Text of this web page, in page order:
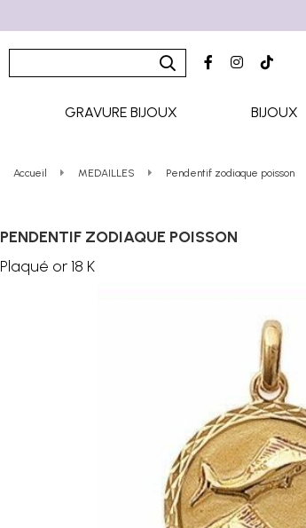
GRAVURE BIJOUX BIJOUX
Accueil MEDAILLES Pendentif zodiaque poisson
PENDENTIF ZODIAQUE POISSON
Plaqué or 18 K